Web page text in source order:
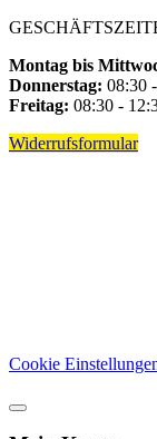
Montag bis
Donnerstag: 08:30
Freitag: 08:30 -
Widerrufsformular
Cookie